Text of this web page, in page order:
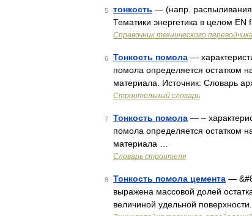
5 тонкость — (напр. распыливания)
Тематики энергетика в целом EN
Справочник технического
6 Тонкость помола —
помола определяется остатком
материала. Источник: Словарь
Строительный словарь
7 Тонкость помола — –
помола определяется остатком
материала …
Словарь строителя
8 Тонкость помола цемента —
выражена массовой долей
величиной удельной